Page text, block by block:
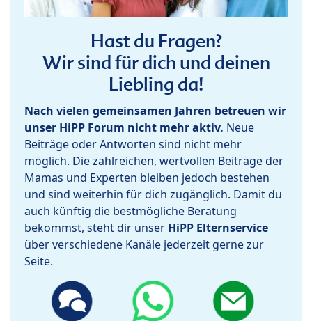
Hast du Fragen?
Wir sind für dich und deinen
Liebling da!
Nach vielen gemeinsamen Jahren betreuen wir
unser HiPP Forum nicht mehr aktiv. Neue
Beiträge oder Antworten sind nicht mehr
möglich. Die zahlreichen, wertvollen Beiträge der
Mamas und Experten bleiben jedoch bestehen
und sind weiterhin für dich zugänglich. Damit du
auch künftig die bestmögliche Beratung
bekommst, steht dir unser HiPP Elternservice
über verschiedene Kanäle jederzeit gerne zur
Seite.